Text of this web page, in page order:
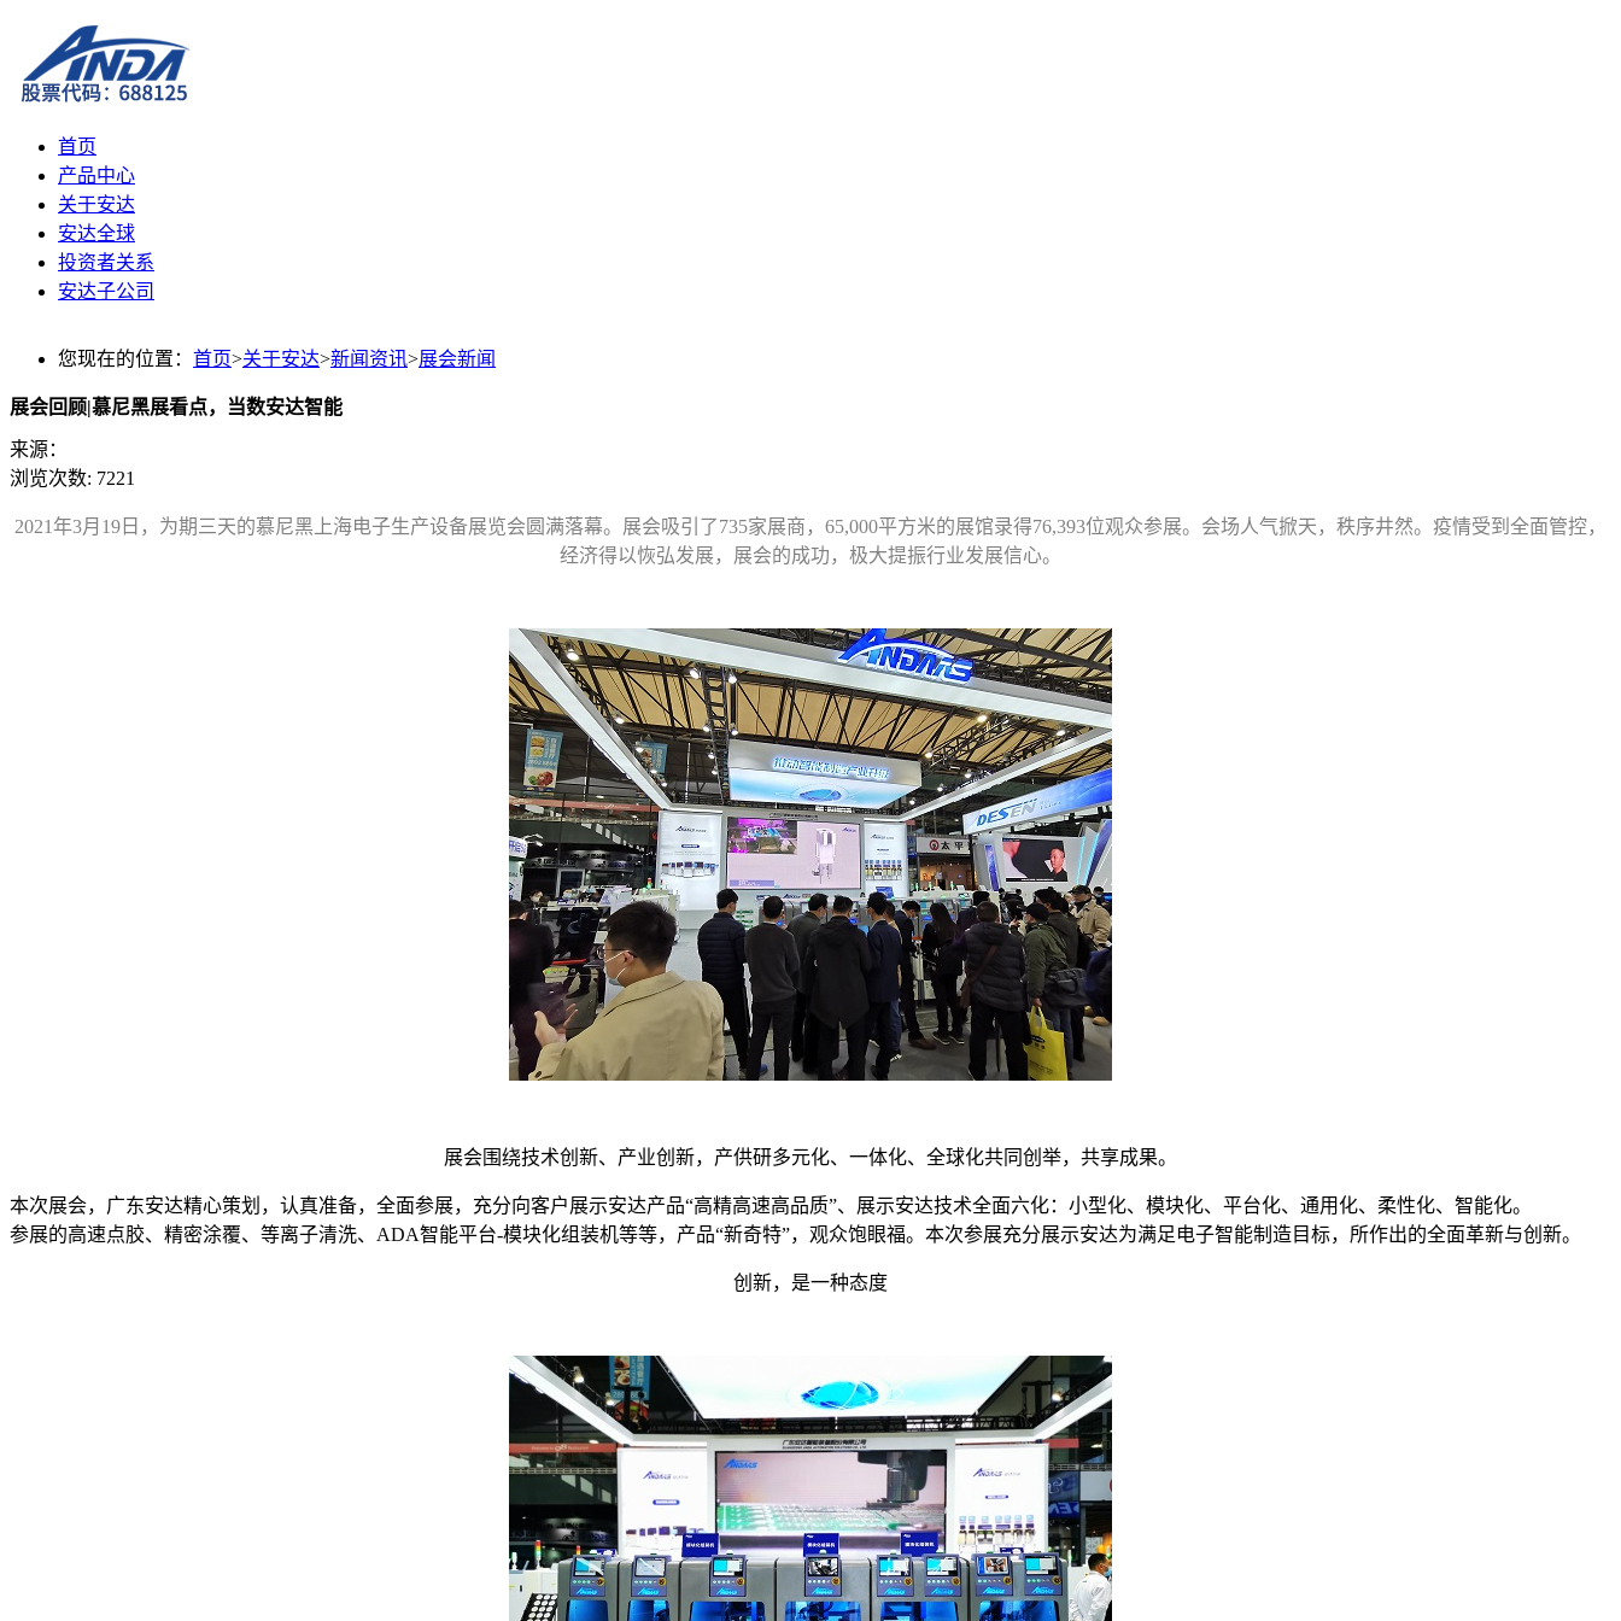
首页
产品中心
关于安达
安达全球
投资者关系
安达子公司
您现在的位置： 首页>关于安达>新闻资讯>展会新闻
展会回顾|慕尼黑展看点，当数安达智能
来源：
浏览次数: 7221
2021年3月19日，为期三天的慕尼黑上海电子生产设备展览会圆满落幕。展会吸引了735家展商，65,000平方米的展馆录得76,393位观众参展。会场人气掀天，秩序井然。 疫情受到全面管控，
经济得以恢弘发展，展会的成功， 极大提振行业发展信心。
展会围绕技术创新、产业创新，产供研多元化、一体化、全球化共同创举，共享成果。
本次展会，广东安达精心策划，认真准备，全面参展，充分向客户展示安达产品“高精高速高品质”、展示安达技术全面六化：小型化、模块化、平台化、通用化、柔性化、智能化。
参展的高速点胶、精密涂覆、等离子清洗、ADA智能平台-模块化组装机等等，产品“新奇特”，观众饱眼福。本次参展充分展示安达为满足电子智能制造目标，所作出的全面革新与创新。
创新，是一种态度